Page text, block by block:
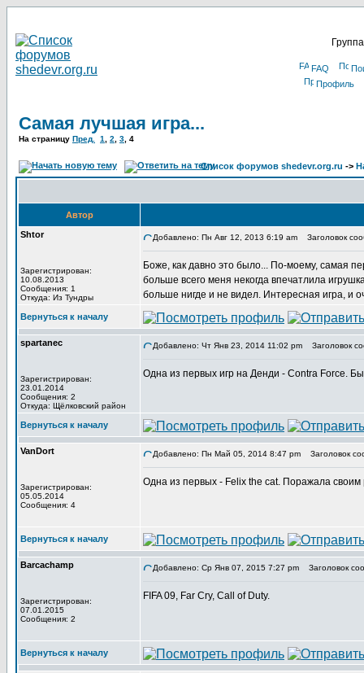
FAQ
Профиль
Самая лучшая игра...
На страницу Пред. 1 2 3 4
Список форумов shedevr.org.ru ->
Автор
Shtor
Зарегистрирован:
10.08.2013
Сообщения: 1
Откуда: Из Тундры
Добавлено: Пн Авг 12, 2013 6:19 am Заголовок
Боже, как давно это было... По-моему, самая
больше всего меня некогда впечатлила
больше нигде и не видел. Интересная игра, и
Вернуться к началу
spartanec
Зарегистрирован:
23.01.2014
Сообщения: 2
Откуда: Щёлковский район
Добавлено: Чт Янв 23, 2014 11:02 pm Заголовок
Одна из первых игр на Денди - Contra Force.
Вернуться к началу
VanDort
Зарегистрирован:
05.05.2014
Сообщения: 4
Добавлено: Пн Май 05, 2014 8:47 pm Заголовок
Одна из первых - Felix the cat. Поражала своим
Вернуться к началу
Barcachamp
Зарегистрирован:
07.01.2015
Сообщения: 2
Добавлено: Ср Янв 07, 2015 7:27 pm Заголовок
FIFA 09, Far Cry, Call of Duty.
Вернуться к началу